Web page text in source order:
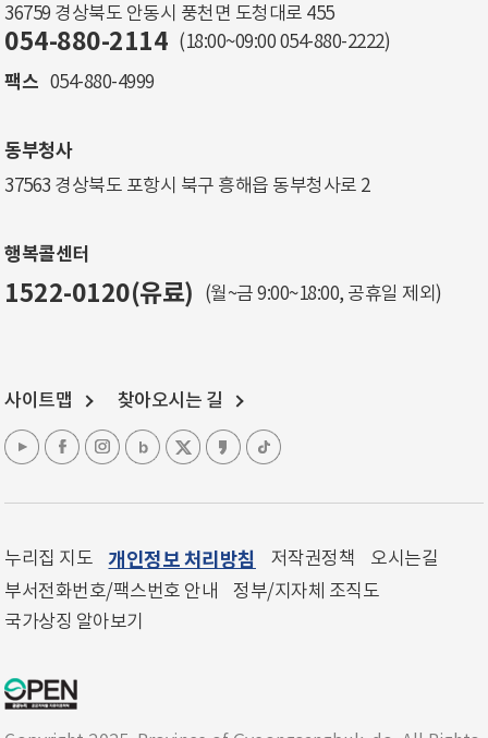
36759 경상북도 안동시 풍천면 도청대로 455
054-880-2114 (18:00~09:00 054-880-2222)
팩스 054-880-4999
동부청사
37563 경상북도 포항시 북구 흥해읍 동부청사로 2
행복콜센터
1522-0120(유료) (월~금 9:00~18:00, 공휴일 제외)
사이트맵 찾아오시는 길
누리집 지도 개인정보 처리방침 저작권정책
오시는길
부서전화번호/팩스번호 안내
정부/지자체 조직도
국가상징 알아보기